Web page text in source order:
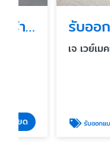
เจ เวย์เมคเกอร์
รับออกแบบก่อสร้าง